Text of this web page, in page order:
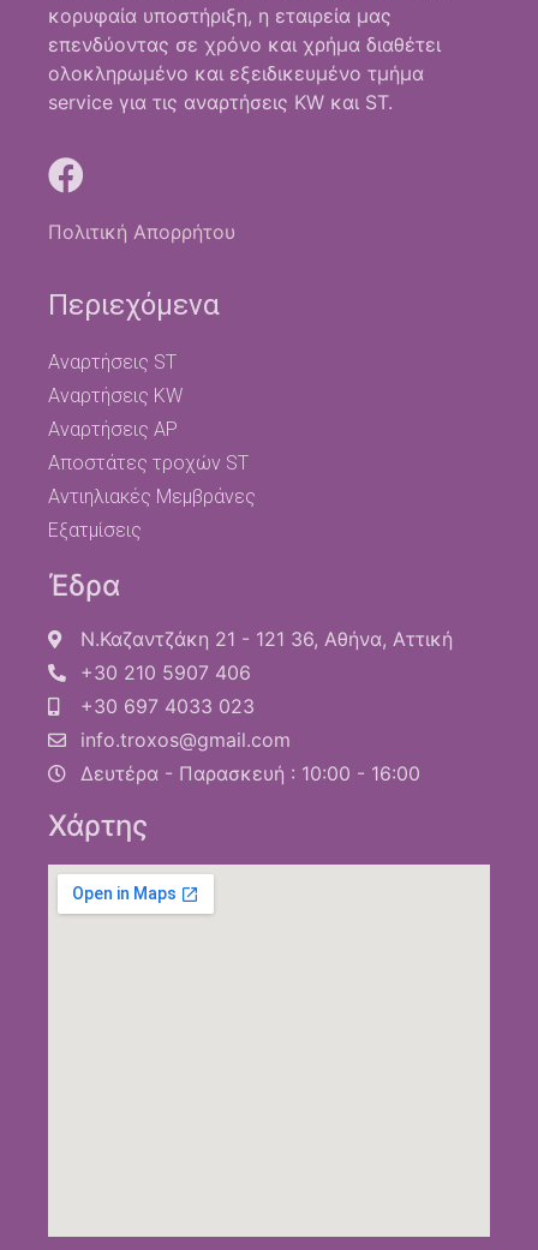
κορυφαία υποστήριξη, η εταιρεία μας
επενδύοντας σε χρόνο και χρήμα διαθέτει
ολοκληρωμένο και εξειδικευμένο τμήμα
service για τις αναρτήσεις KW και ST.
Πολιτική Απορρήτου
Περιεχόμενα
Αναρτήσεις ST
Αναρτήσεις KW
Αναρτήσεις AP
Αποστάτες τροχών ST
Αντιηλιακές Μεμβράνες
Εξατμίσεις
Έδρα
Ν.Καζαντζάκη 21 - 121 36, Αθήνα, Αττική
+30 210 5907 406
+30 697 4033 023
info.troxos@gmail.com
Δευτέρα - Παρασκευή : 10:00 - 16:00
Χάρτης